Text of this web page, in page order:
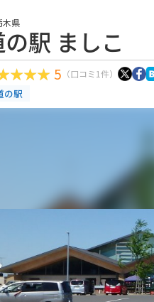
木県
駅 ましこ
5 （口コミ1件）
の駅